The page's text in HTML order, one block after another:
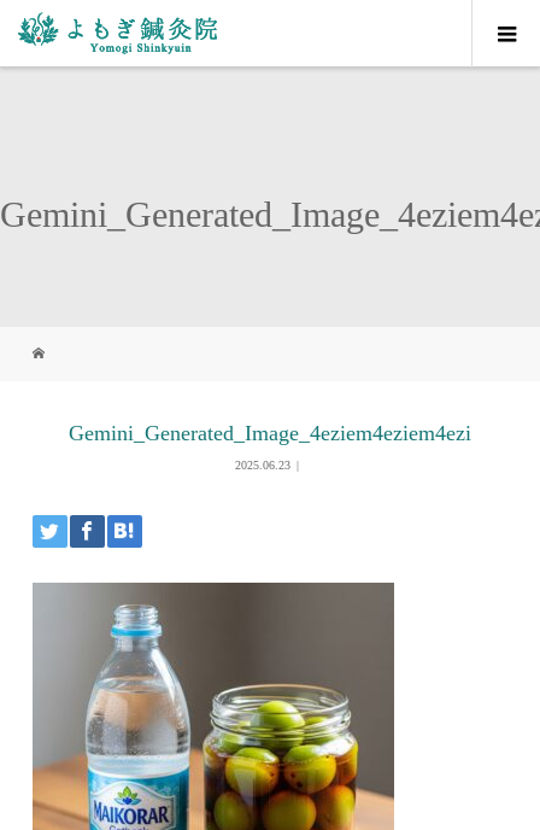
Gemini_Generated_Image_4eziem4eziem4ezi
2025.06.23